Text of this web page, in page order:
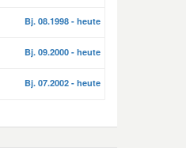
Bj. 08.1998 - heute
Bj. 09.2000 - heute
Bj. 07.2002 - heute